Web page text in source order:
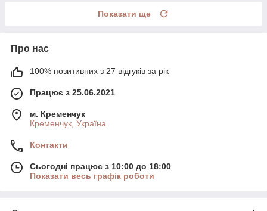
Показати ще
Про нас
100% позитивних з 27 відгуків за рік
Працює з 25.06.2021
м. Кременчук
Кременчук, Україна
Контакти
Сьогодні працює з 10:00 до 18:00
Показати весь графік роботи